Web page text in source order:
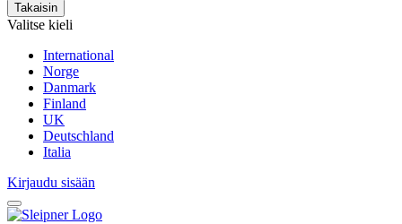
Takaisin
Valitse kieli
International
Norge
Danmark
Finland
UK
Deutschland
Italia
Kirjaudu sisään